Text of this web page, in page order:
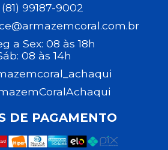
(81) 99187-9002
a Sex: 08 às 18h
08 às 14h
DE PAGAMENTO